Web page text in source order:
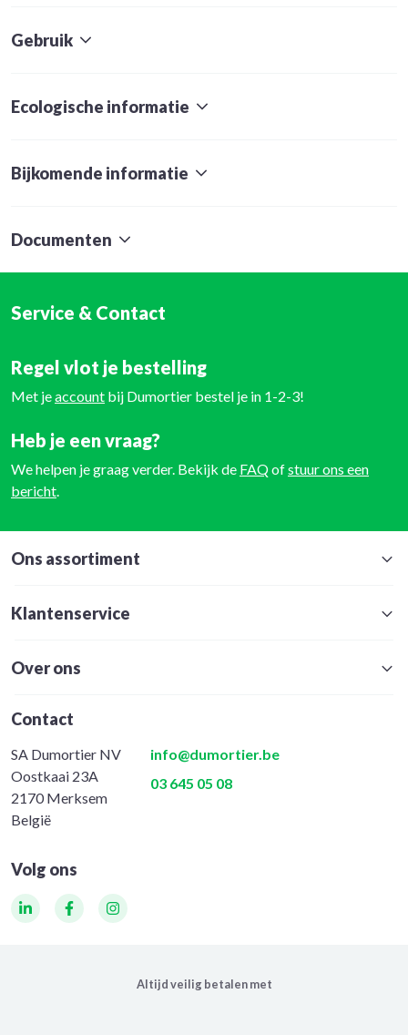
Gebruik
Ecologische informatie
Bijkomende informatie
Documenten
Service & Contact
Regel vlot je bestelling
Met jeaccount bij Dumortier bestel je in 1-2-3!
Heb je een vraag?
We helpen je graag verder. Bekijk de FAQofstuur ons een
bericht.
Ons assortiment
Klantenservice
Over ons
Contact
SA Dumortier NV
Oostkaai 23A
2170 Merksem
België
info@dumortier.be
03 645 05 08
Volg ons
LinkedInFacebookInstagram
Altijd veilig betalen met